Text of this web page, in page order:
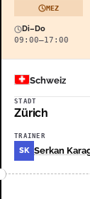
MEZ
Di–Do
09:00–17:00
Schweiz
STADT
Zürich
TRAINER
SK Serkan